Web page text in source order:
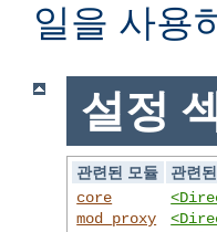
일을 사용
설정
관련된 모듈
관련
core
mod_proxy